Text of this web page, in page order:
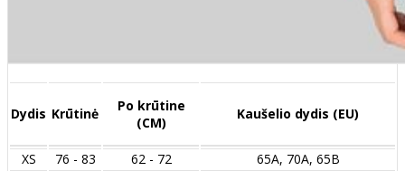
Dydis Krūtinė
Po krūtine
(CM)
Kaušelio dydis (EU)
XS 76 - 83 62 - 72
65A, 70A, 65B